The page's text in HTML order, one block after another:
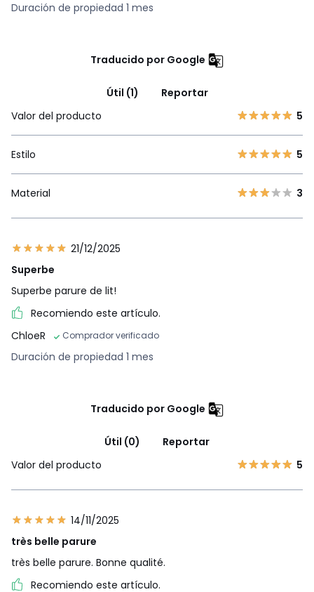
Duración de propiedad 1 mes
Traducido por Google
Útil (1)
Reportar
Valor del producto
5
Estilo 5
Material 3
21/12/2025
Superbe
Superbe parure de lit!
Recomiendo este artículo.
ChloeR
Comprador verificado
Duración de propiedad 1 mes
Traducido por Google
Útil (0)
Reportar
Valor del producto
5
14/11/2025
très belle parure
très belle parure. Bonne qualité.
Recomiendo este artículo.